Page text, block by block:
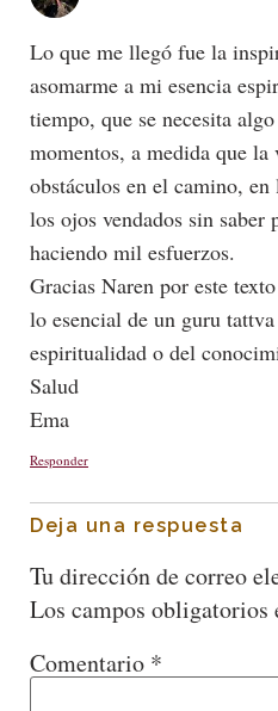
Lo que me llegó fue la
asomarme a mi esencia
tiempo, que se necesita
momentos, a medida que
obstáculos en el camino, en
los ojos vendados sin saber
haciendo mil esfuerzos.
Gracias Naren por este
lo esencial de un guru
espiritualidad o del
Salud
Ema
Responder
Deja una respuesta
Tu dirección de correo
Los campos obligatorios
Comentario *